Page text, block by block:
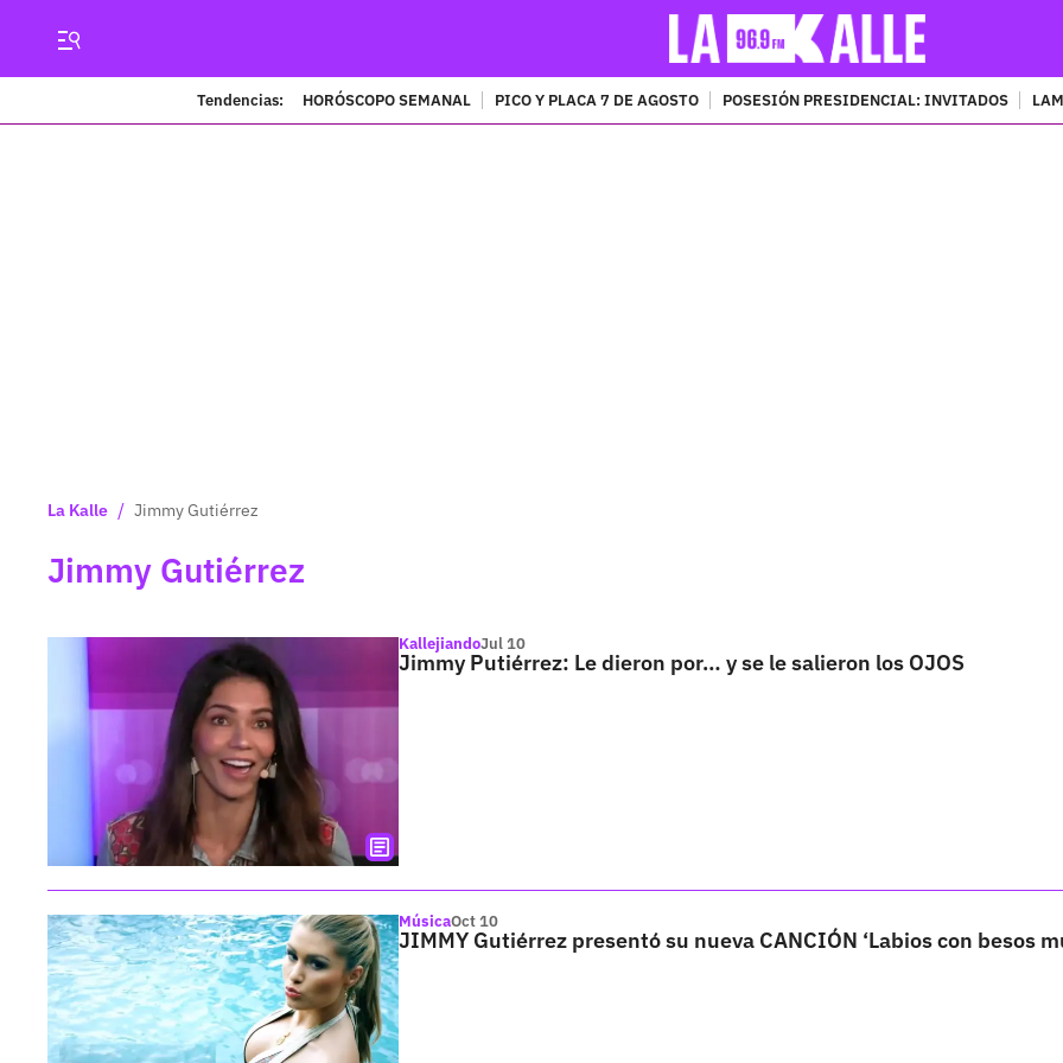
Tendencias: HORÓSCOPO SEMANAL PICO Y PLACA 7 DE AGOSTO POSESIÓN PRESIDENCIAL: INVITADOS
La Kalle / Jimmy Gutiérrez
Jimmy Gutiérrez
KallejiandoJul 10
Jimmy Putiérrez: Le dieron por… y se le salieron los OJOS
MúsicaOct 10
JIMMY Gutiérrez presentó su nueva CANCIÓN ‘Labios con besos